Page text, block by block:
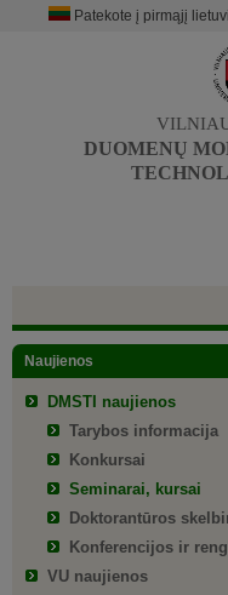
Patekote į pirmąjį
DUOMENŲ
Naujienos
DMSTI naujienos
Tarybos informacija
Konkursai
Seminarai, kursai
Doktorantūros
Konferencijos ir
VU naujienos